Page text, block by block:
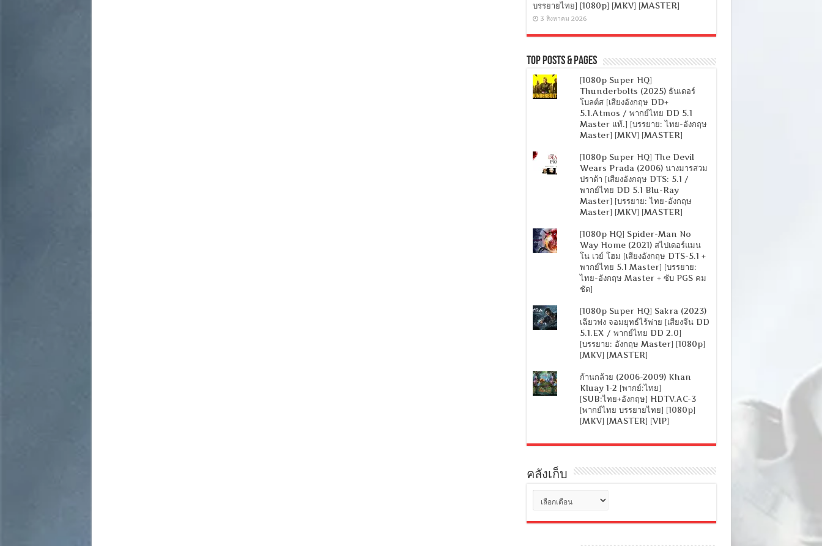
บรรยายไทย] [1080p] [MKV] [MASTER]
3 สิงหาคม 2026
Top Posts & Pages
[1080p Super HQ]
Thunderbolts (2025) ธันเดอร์
โบลต์ส [เสียงอังกฤษ DD+
5.1.Atmos / พากย์ไทย DD 5.1
Master แท้.] [บรรยาย: ไทย-อังกฤษ
Master] [MKV] [MASTER]
[1080p Super HQ] The Devil
Wears Prada (2006) นางมารสวม
ปราด้า [เสียงอังกฤษ DTS: 5.1 /
พากย์ไทย DD 5.1 Blu-Ray
Master] [บรรยาย: ไทย-อังกฤษ
Master] [MKV] [MASTER]
[1080p HQ] Spider-Man No
Way Home (2021) สไปเดอร์แมน
โน เวย์ โฮม [เสียงอังกฤษ DTS-5.1 +
พากย์ไทย 5.1 Master] [บรรยาย:
ไทย-อังกฤษ Master + ซับ PGS คม
ชัด]
[1080p Super HQ] Sakra (2023)
เฉียวฟง จอมยุทธ์ไร้พ่าย [เสียงจีน DD
5.1.EX / พากย์ไทย DD 2.0]
[บรรยาย: อังกฤษ Master] [1080p]
[MKV] [MASTER]
ก้านกล้วย (2006-2009) Khan
Kluay 1-2 [พากย์:ไทย]
[SUB:ไทย+อังกฤษ] HDTV.AC-3
[พากย์ไทย บรรยายไทย] [1080p]
[MKV] [MASTER] [VIP]
คลังเก็บ
เก็บ